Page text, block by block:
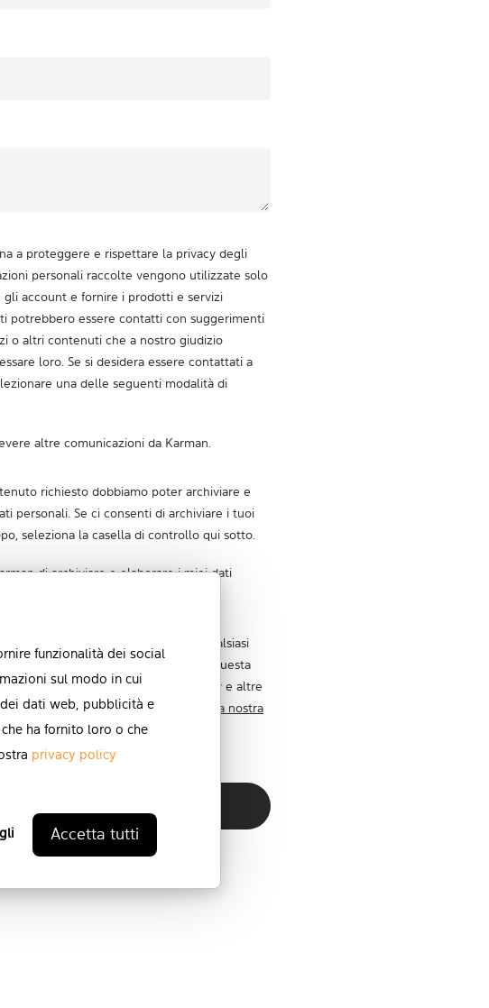
funzionalità dei social
sul modo in cui
dati web, pubblicità e
ha fornito loro o che
privacy policy
Accetta tutti
a proteggere e rispettare la privacy degli
personali raccolte vengono utilizzate solo
gli account e fornire i prodotti e servizi
potrebbero essere contatti con suggerimenti
o altri contenuti che a nostro giudizio
loro. Se si desidera essere contattati a
una delle seguenti modalità di
altre comunicazioni da Karman.
richiesto dobbiamo poter archiviare e
personali. Se ci consenti di archiviare i tuoi
seleziona la casella di controllo qui sotto.
di archiviare e elaborare i miei dati
a queste comunicazioni in qualsiasi
informazioni su come eseguire questa
le nostre normative sulla privacy e altre
e rispetto della privacy,
leggi la nostra